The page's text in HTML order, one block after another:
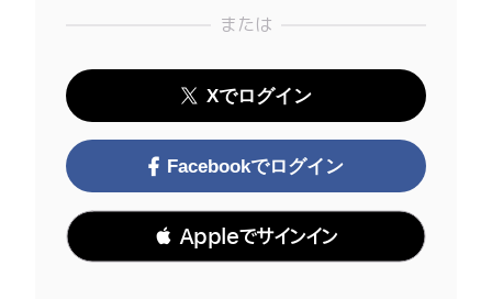
または
Xでログイン
Facebookでログイン
 Appleでサインイン